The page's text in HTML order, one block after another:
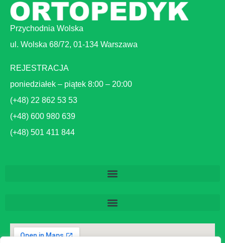
Przychodnia Wolska
ul. Wolska 68/72, 01-134 Warszawa
REJESTRACJA
poniedziałek – piątek 8:00 – 20:00
(+48) 22 862 53 53
(+48) 600 980 639
(+48) 501 411 844